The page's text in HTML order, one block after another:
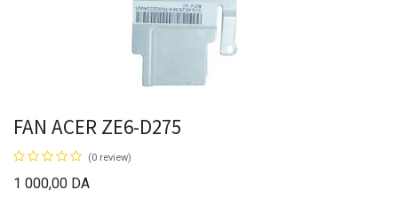
FAN ACER ZE6-D275
(0 review)
1 000,00 DA